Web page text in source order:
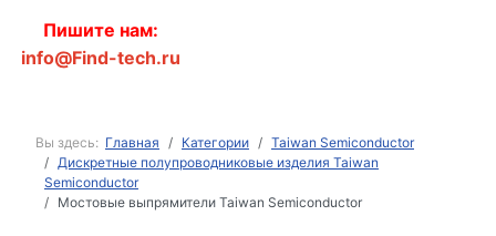
Пишите нам:
info@Find-tech.ru
Вы здесь: Главная Категории
Taiwan Semiconductor
Дискретные полупроводниковые изделия Taiwan
Semiconductor
Мостовые выпрямители Taiwan Semiconductor